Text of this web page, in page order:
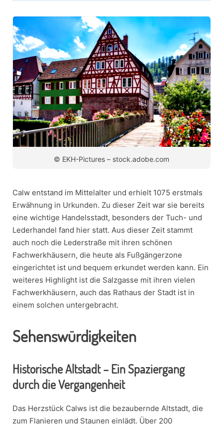
© EKH-Pictures – stock.adobe.com
Calw entstand im Mittelalter und erhielt 1075 erstmals
Erwähnung in Urkunden. Zu dieser Zeit war sie bereits
eine wichtige Handelsstadt, besonders der Tuch- und
Lederhandel fand hier statt. Aus dieser Zeit stammt
auch noch die Lederstraße mit ihren schönen
Fachwerkhäusern, die heute als Fußgängerzone
eingerichtet ist und bequem erkundet werden kann. Ein
weiteres Highlight ist die Salzgasse mit ihren vielen
Fachwerkhäusern, auch das Rathaus der Stadt ist in
einem solchen untergebracht.
Sehenswürdigkeiten
Historische Altstadt – Ein Spaziergang
durch die Vergangenheit
Das Herzstück Calws ist die bezaubernde Altstadt, die
zum Flanieren und Staunen einlädt. Über 200